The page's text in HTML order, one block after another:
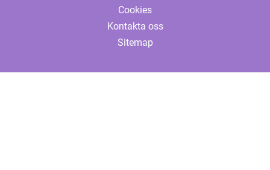
Cookies
Kontakta oss
Sitemap